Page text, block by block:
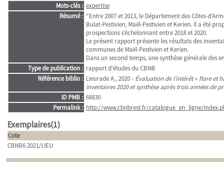
Mots-clés : expertise
Résumé : "Entre 2007 et 2013, le Département des Côtes-
Bulat-Pestivien, Maël-Pestivien et Kerien. Il a été
prospections s’échelonnant entre 2018 et 2020.
Le présent rapport présente les résultats des
communes de Maël-Pestivien et Kerien.
Dans un second temps, une synthèse générale des
Type de publication : rapport d'études du CBNB
Référence biblio : Lieurade A., 2020 - Évaluation de l’intérêt « flore et
inventaires 2020 et synthèse après trois années de
ID PMB : 68830
Permalink : http://www.cbnbrest.fr/catalogue_en_ligne/
Exemplaires(1)
Cote
CBNB6 2021/LIEU